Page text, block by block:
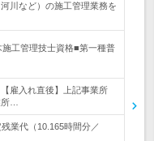
川など）の施工管理業務を
工管理技士資格■第一種普
雇入れ直後】上記事業所
…
業代（10.165時間分／